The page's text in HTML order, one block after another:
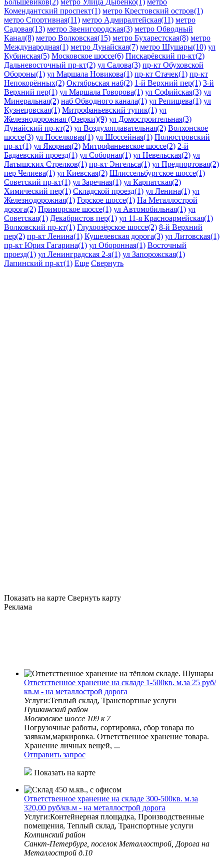
Комендантский проспект(1) метро Крестовский остров(1)
метро Спортивная(11) метро Адмиралтейская(11) метро
Садовая(13) метро Звенигородская(3) метро Обводный
Канал(8) метро Волковская(15) метро Бухарестская(8) метро
Международная(1) метро Дунайская(7) метро Шушары(10) ул
Кубинская(5) Московское шоссе(6) Пискарёвский пр-кт(2)
Дальневосточный пр-кт(2) ул Салова(3) пр-кт Обуховской
Обороны(1) ул Маршала Новикова(1) пр-кт Стачек(1) пр-кт
Непокорённых(2) Октябрьская наб(2) 1-й Верхний пер(1) 3-й
Верхний пер(1) ул Маршала Говорова(1) ул Софийская(3) ул
Минеральная(2) наб Обводного канала(1) ул Репищева(1) ул
Кузнецовская(1) Митрофаньевский тупик(1) ул
Железнодорожная (Озерки)(9) ул Домостроительная(3)
Дунайский пр-кт(2) ул Воздухоплавательная(2) Волхонское
шоссе(3) ул Поселковая(1) ул Шоссейная(1) Полюстровский
пр-кт(1) ул Якорная(2) Митрофаньевское шоссе(2) 2-й
Бадаевский проезд(1) ул Соборная(1) ул Невельская(2) ул
Латышских Стрелков(1) пр-кт Энгельса(1) ул Предпортовая(2)
пер Челиева(1) ул Киевская(2) Шлиссельбургское шоссе(1)
Советский пр-кт(1) ул Заречная(1) ул Карпатская(2)
Химический пер(1) Складской проезд(1) ул Ленина(1) ул
Железнодорожная(1) Горское шоссе(1) На Металлострой
дорога(2) Приморское шоссе(1) ул Автомобильная(1) ул
Советская(1) Декабристов пер(1) ул 11-я Красноармейская(1)
Волковский пр-кт(1) Глухоозёрское шоссе(2) 8-й Верхний
пер(2) пр-кт Ленина(1) Кушелевская дорога(3) ул Литовская(1)
пр-кт Юрия Гагарина(1) ул Оборонная(1) Восточный
проезд(1) ул Ленинградская 2-я(1) ул Запорожская(1)
Лапинский пр-кт(1) Еще Свернуть
Показать на карте Свернуть карту
Реклама
Ответственное хранение на складе 1-500кв. м.за 25 руб/
кв.м - на металлострой дорога
Услуги:Теплый склад, Транспортные услуги
Пушкинский район
Московское шоссе 109 к 7
Погрузочные работы, сортировка, сбор товара по
заявкам,маркировка. Ответственное хранение товара.
Хранение личных вещей, ...
Отправить запрос
Показать на карте
Ответственное хранение на складе 300-500кв. м.за
320,00 руб/кв.м - на металлострой дорога
Услуги:Контейнерная площадка, Производственные
помещения, Теплый склад, Транспортные услуги
Колпинский район
Санкт-Петербург, поселок Металлострой, Дорога на
Металлострой д.10